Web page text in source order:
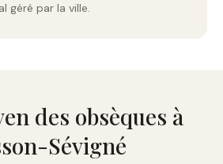
géré par la ville.
des obsèques à
Sévigné